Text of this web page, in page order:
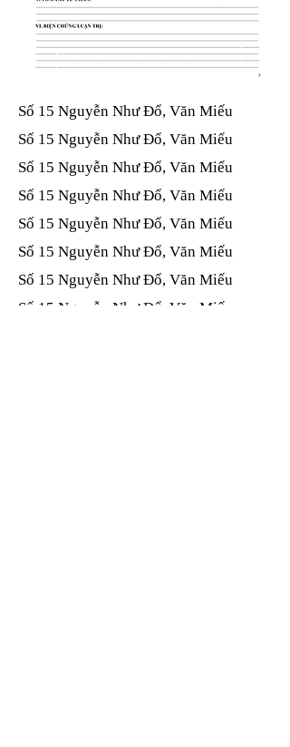
Số 15 Nguyễn Như Đổ, Văn Miếu​​​​
Số 15 Nguyễn Như Đổ, Văn Miếu​​​​
Số 15 Nguyễn Như Đổ, Văn Miếu​​​​
Số 15 Nguyễn Như Đổ, Văn Miếu​​​​
Số 15 Nguyễn Như Đổ, Văn Miếu​​​​
Số 15 Nguyễn Như Đổ, Văn Miếu​​​​
Số 15 Nguyễn Như Đổ, Văn Miếu​​​​
Số 15 Nguyễn Như Đổ, Văn Miếu​​​​